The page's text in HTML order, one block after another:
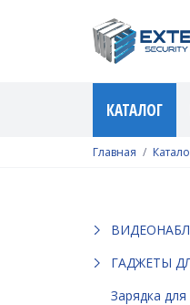
КАТАЛОГ
Главная
ГАДЖЕТЫ
Зарядка